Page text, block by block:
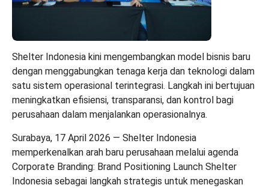
Shelter Indonesia kini mengembangkan model bisnis baru
dengan menggabungkan tenaga kerja dan teknologi dalam
satu sistem operasional terintegrasi. Langkah ini bertujuan
meningkatkan efisiensi, transparansi, dan kontrol bagi
perusahaan dalam menjalankan operasionalnya.
Surabaya, 17 April 2026 — Shelter Indonesia
memperkenalkan arah baru perusahaan melalui agenda
Corporate Branding: Brand Positioning Launch Shelter
Indonesia sebagai langkah strategis untuk menegaskan